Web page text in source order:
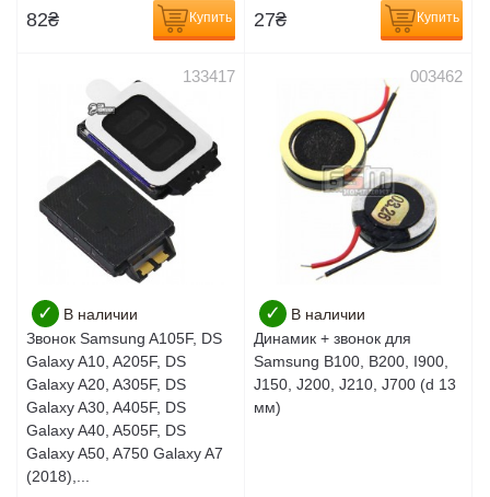
82₴ Купить 27₴ Купить
133417
✓
В наличии
Звонок Samsung A105F, DS
Galaxy A10, A205F, DS
Galaxy A20, A305F, DS
Galaxy A30, A405F, DS
Galaxy A40, A505F, DS
Galaxy A50, A750 Galaxy A7
(2018),...
003462
✓
В наличии
Динамик + звонок для
Samsung B100, B200, I900,
J150, J200, J210, J700 (d 13
мм)